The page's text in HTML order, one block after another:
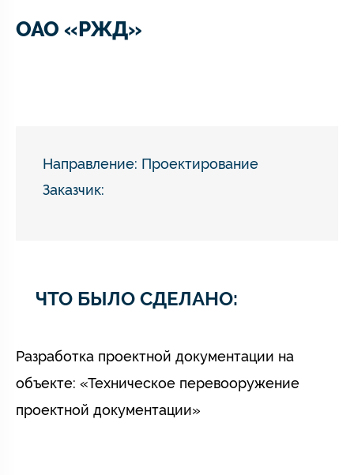
ОАО «РЖД»
Направление: Проектирование
Заказчик:
ЧТО БЫЛО СДЕЛАНО:
Разработка проектной документации на
объекте: «Техническое перевооружение
проектной документации»